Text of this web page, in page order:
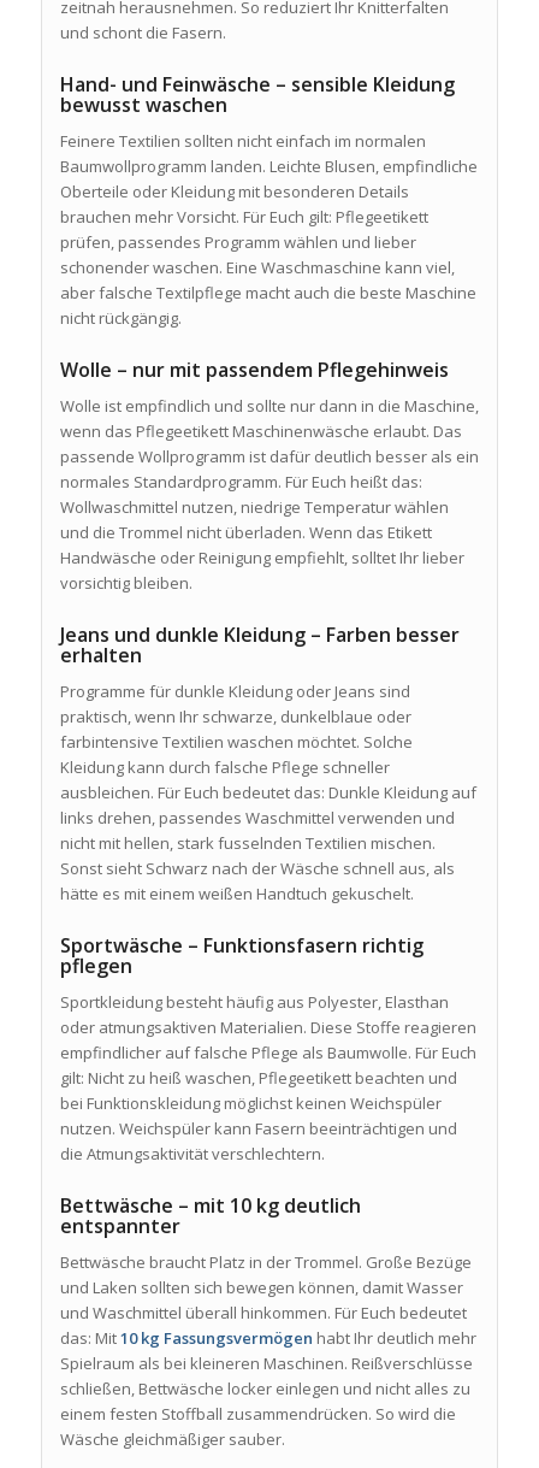
zeitnah herausnehmen. So reduziert Ihr Knitterfalten
und schont die Fasern.
Hand- und Feinwäsche – sensible Kleidung
bewusst waschen
Feinere Textilien sollten nicht einfach im normalen
Baumwollprogramm landen. Leichte Blusen, empfindliche
Oberteile oder Kleidung mit besonderen Details
brauchen mehr Vorsicht. Für Euch gilt: Pflegeetikett
prüfen, passendes Programm wählen und lieber
schonender waschen. Eine Waschmaschine kann viel,
aber falsche Textilpflege macht auch die beste Maschine
nicht rückgängig.
Wolle – nur mit passendem Pflegehinweis
Wolle ist empfindlich und sollte nur dann in die Maschine,
wenn das Pflegeetikett Maschinenwäsche erlaubt. Das
passende Wollprogramm ist dafür deutlich besser als ein
normales Standardprogramm. Für Euch heißt das:
Wollwaschmittel nutzen, niedrige Temperatur wählen
und die Trommel nicht überladen. Wenn das Etikett
Handwäsche oder Reinigung empfiehlt, solltet Ihr lieber
vorsichtig bleiben.
Jeans und dunkle Kleidung – Farben besser
erhalten
Programme für dunkle Kleidung oder Jeans sind
praktisch, wenn Ihr schwarze, dunkelblaue oder
farbintensive Textilien waschen möchtet. Solche
Kleidung kann durch falsche Pflege schneller
ausbleichen. Für Euch bedeutet das: Dunkle Kleidung auf
links drehen, passendes Waschmittel verwenden und
nicht mit hellen, stark fusselnden Textilien mischen.
Sonst sieht Schwarz nach der Wäsche schnell aus, als
hätte es mit einem weißen Handtuch gekuschelt.
Sportwäsche – Funktionsfasern richtig
pflegen
Sportkleidung besteht häufig aus Polyester, Elasthan
oder atmungsaktiven Materialien. Diese Stoffe reagieren
empfindlicher auf falsche Pflege als Baumwolle. Für Euch
gilt: Nicht zu heiß waschen, Pflegeetikett beachten und
bei Funktionskleidung möglichst keinen Weichspüler
nutzen. Weichspüler kann Fasern beeinträchtigen und
die Atmungsaktivität verschlechtern.
Bettwäsche – mit 10 kg deutlich
entspannter
Bettwäsche braucht Platz in der Trommel. Große Bezüge
und Laken sollten sich bewegen können, damit Wasser
und Waschmittel überall hinkommen. Für Euch bedeutet
das: Mit10 kg Fassungsvermögen habt Ihr deutlich mehr
Spielraum als bei kleineren Maschinen. Reißverschlüsse
schließen, Bettwäsche locker einlegen und nicht alles zu
einem festen Stoffball zusammendrücken. So wird die
Wäsche gleichmäßiger sauber.